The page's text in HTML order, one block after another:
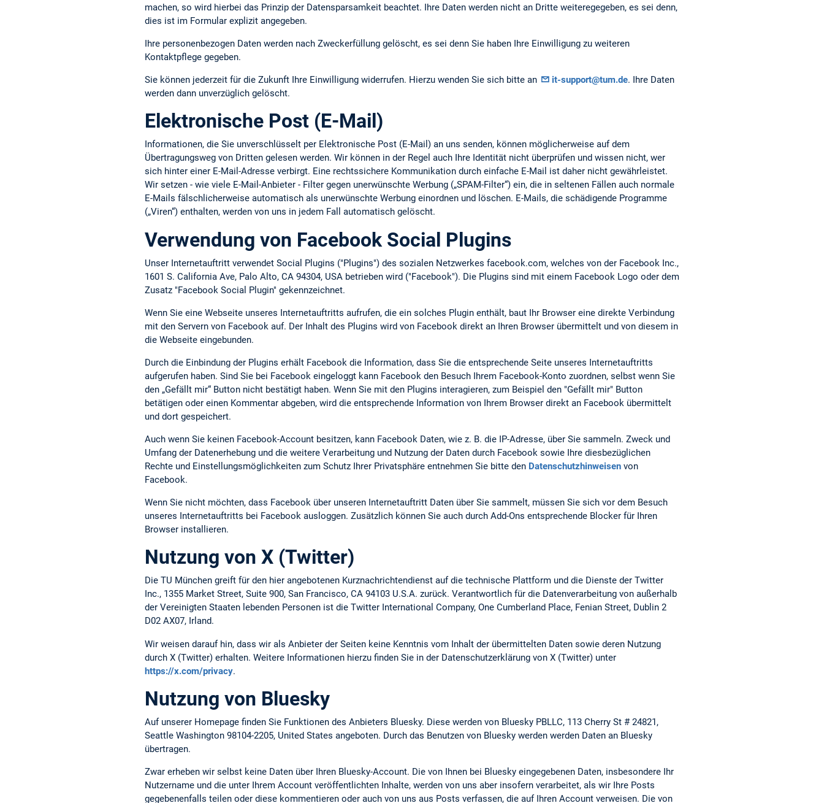
machen, so wird hierbei das Prinzip der Datensparsamkeit beachtet. Ihre Daten werden nicht an Dritte weiteregegeben, es sei denn,
dies ist im Formular explizit angegeben.
Ihre personenbezogen Daten werden nach Zweckerfüllung gelöscht, es sei denn Sie haben Ihre Einwilligung zu weiteren
Kontaktpflege gegeben.
Sie können jederzeit für die Zukunft Ihre Einwilligung widerrufen. Hierzu wenden Sie sich bitte an it-support@tum.de. Ihre Daten
werden dann unverzüglich gelöscht.
Elektronische Post (E-Mail)
Informationen, die Sie unverschlüsselt per Elektronische Post (E-Mail) an uns senden, können möglicherweise auf dem
Übertragungsweg von Dritten gelesen werden. Wir können in der Regel auch Ihre Identität nicht überprüfen und wissen nicht, wer
sich hinter einer E-Mail-Adresse verbirgt. Eine rechtssichere Kommunikation durch einfache E-Mail ist daher nicht gewährleistet.
Wir setzen - wie viele E-Mail-Anbieter - Filter gegen unerwünschte Werbung („SPAM-Filter“) ein, die in seltenen Fällen auch normale
E-Mails fälschlicherweise automatisch als unerwünschte Werbung einordnen und löschen. E-Mails, die schädigende Programme
(„Viren“) enthalten, werden von uns in jedem Fall automatisch gelöscht.
Verwendung von Facebook Social Plugins
Unser Internetauftritt verwendet Social Plugins ("Plugins") des sozialen Netzwerkes facebook.com, welches von der Facebook Inc.,
1601 S. California Ave, Palo Alto, CA 94304, USA betrieben wird ("Facebook"). Die Plugins sind mit einem Facebook Logo oder dem
Zusatz "Facebook Social Plugin" gekennzeichnet.
Wenn Sie eine Webseite unseres Internetauftritts aufrufen, die ein solches Plugin enthält, baut Ihr Browser eine direkte Verbindung
mit den Servern von Facebook auf. Der Inhalt des Plugins wird von Facebook direkt an Ihren Browser übermittelt und von diesem in
die Webseite eingebunden.
Durch die Einbindung der Plugins erhält Facebook die Information, dass Sie die entsprechende Seite unseres Internetauftritts
aufgerufen haben. Sind Sie bei Facebook eingeloggt kann Facebook den Besuch Ihrem Facebook-Konto zuordnen, selbst wenn Sie
den „Gefällt mir“ Button nicht bestätigt haben. Wenn Sie mit den Plugins interagieren, zum Beispiel den "Gefällt mir" Button
betätigen oder einen Kommentar abgeben, wird die entsprechende Information von Ihrem Browser direkt an Facebook übermittelt
und dort gespeichert.
Auch wenn Sie keinen Facebook-Account besitzen, kann Facebook Daten, wie z. B. die IP-Adresse, über Sie sammeln. Zweck und
Umfang der Datenerhebung und die weitere Verarbeitung und Nutzung der Daten durch Facebook sowie Ihre diesbezüglichen
Rechte und Einstellungsmöglichkeiten zum Schutz Ihrer Privatsphäre entnehmen Sie bitte den Datenschutzhinweisen von
Facebook.
Wenn Sie nicht möchten, dass Facebook über unseren Internetauftritt Daten über Sie sammelt, müssen Sie sich vor dem Besuch
unseres Internetauftritts bei Facebook ausloggen. Zusätzlich können Sie auch durch Add-Ons entsprechende Blocker für Ihren
Browser installieren.
Nutzung von X (Twitter)
Die TU München greift für den hier angebotenen Kurznachrichtendienst auf die technische Plattform und die Dienste der Twitter
Inc., 1355 Market Street, Suite 900, San Francisco, CA 94103 U.S.A. zurück. Verantwortlich für die Datenverarbeitung von außerhalb
der Vereinigten Staaten lebenden Personen ist die Twitter International Company, One Cumberland Place, Fenian Street, Dublin 2
D02 AX07, Irland.
Wir weisen darauf hin, dass wir als Anbieter der Seiten keine Kenntnis vom Inhalt der übermittelten Daten sowie deren Nutzung
durch X (Twitter) erhalten. Weitere Informationen hierzu finden Sie in der Datenschutzerklärung von X (Twitter) unter
https://x.com/privacy.
Nutzung von Bluesky
Auf unserer Homepage finden Sie Funktionen des Anbieters Bluesky. Diese werden von Bluesky PBLLC, 113 Cherry St # 24821,
Seattle Washington 98104-2205, United States angeboten. Durch das Benutzen von Bluesky werden werden Daten an Bluesky
übertragen.
Zwar erheben wir selbst keine Daten über Ihren Bluesky-Account. Die von Ihnen bei Bluesky eingegebenen Daten, insbesondere Ihr
Nutzername und die unter Ihrem Account veröffentlichten Inhalte, werden von uns aber insofern verarbeitet, als wir Ihre Posts
gegebenenfalls teilen oder diese kommentieren oder auch von uns aus Posts verfassen, die auf Ihren Account verweisen. Die von